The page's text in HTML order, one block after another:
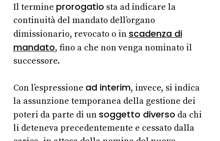
Il termine prorogatio sta ad indicare la
continuità del mandato dell’organo
dimissionario, revocato o in scadenza di
mandato, fino a che non venga nominato il
successore.
Con l’espressione ad interim, invece, si indica
la assunzione temporanea della gestione dei
poteri da parte di un soggetto diverso da chi
li deteneva precedentemente e cessato dalla